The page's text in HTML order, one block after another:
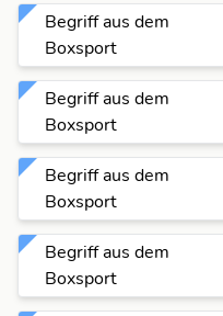
Begriff aus dem
Boxsport
Begriff aus dem
Boxsport
Begriff aus dem
Boxsport
Begriff aus dem
Boxsport